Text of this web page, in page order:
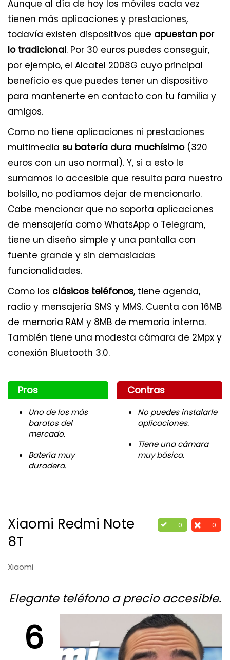
Aunque al día de hoy los móviles cada vez
tienen más aplicaciones y prestaciones,
todavía existen dispositivos que apuestan por
lo tradicional. Por 30 euros puedes conseguir,
por ejemplo, el Alcatel 2008G cuyo principal
beneficio es que puedes tener un dispositivo
para mantenerte en contacto con tu familia y
amigos.
Como no tiene aplicaciones ni prestaciones
multimedia su batería dura muchísimo(320
euros con un uso normal). Y, si a esto le
sumamos lo accesible que resulta para nuestro
bolsillo, no podíamos dejar de mencionarlo.
Cabe mencionar que no soporta aplicaciones
de mensajería como WhatsApp o Telegram,
tiene un diseño simple y una pantalla con
fuente grande y sin demasiadas
funcionalidades.
Como los clásicos teléfonos, tiene agenda,
radio y mensajería SMS y MMS. Cuenta con 16MB
de memoria RAM y 8MB de memoria interna.
También tiene una modesta cámara de 2Mpx y
conexión Bluetooth 3.0.
Pros
Uno de los más
baratos del
mercado.
Batería muy
duradera.
Contras
No puedes instalarle
aplicaciones.
Tiene una cámara
muy básica.
0 0
Xiaomi Redmi Note
8T
Xiaomi
Elegante teléfono a precio accesible.
6